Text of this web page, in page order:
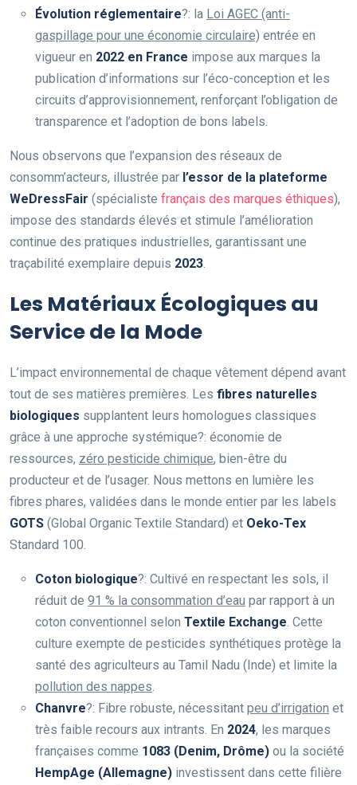
Évolution réglementaire?: la Loi AGEC (anti-
gaspillage pour une économie circulaire) entrée en
vigueur en 2022 en France impose aux marques la
publication d’informations sur l’éco-conception et les
circuits d’approvisionnement, renforçant l’obligation de
transparence et l’adoption de bons labels.
Nous observons que l’expansion des réseaux de
consomm’acteurs, illustrée par l’essor de la plateforme
WeDressFair (spécialiste français des marques éthiques),
impose des standards élevés et stimule l’amélioration
continue des pratiques industrielles, garantissant une
traçabilité exemplaire depuis 2023
Les Matériaux Écologiques au
Service de la Mode
L’impact environnemental de chaque vêtement dépend avant
tout de ses matières premières. Les fibres naturelles
biologiques supplantent leurs homologues classiques
grâce à une approche systémique?: économie de
ressources, zéro pesticide chimique, bien-être du
producteur et de l’usager. Nous mettons en lumière les
fibres phares, validées dans le monde entier par les labels
GOTS (Global Organic Textile Standard) et Oeko-Tex
Standard 100.
Coton biologique?: Cultivé en respectant les sols, il
réduit de 91 % la consommation d’eau par rapport à un
coton conventionnel selon Textile Exchange . Cette
culture exempte de pesticides synthétiques protège la
santé des agriculteurs au Tamil Nadu (Inde) et limite la
pollution des nappes
Chanvre?: Fibre robuste, nécessitant peu d’irrigation et
très faible recours aux intrants. En 2024, les marques
françaises comme 1083 (Denim, Drôme) ou la société
HempAge (Allemagne) investissent dans cette filière